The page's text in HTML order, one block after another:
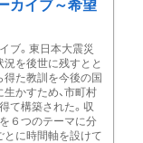
カイブ～希望
ブ。東日本大震災
況を後世に残すとと
得た教訓を今後の国
生かすため、市町村
て構築された。収
６つのテーマに分
とに時間軸を設けて